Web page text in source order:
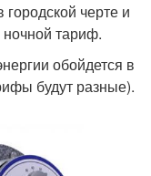
черте и
ночной тариф.
обойдется в
будут разные).